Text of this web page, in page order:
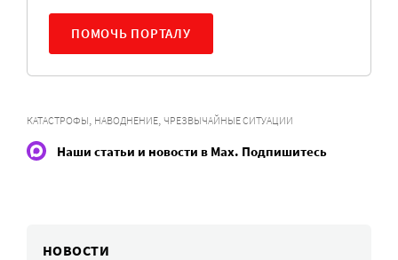
ПОМОЧЬ ПОРТАЛУ
КАТАСТРОФЫ, НАВОДНЕНИЕ, ЧРЕЗВЫЧАЙНЫЕ СИТУАЦИИ
Наши статьи и новости в Max. Подпишитесь
НОВОСТИ